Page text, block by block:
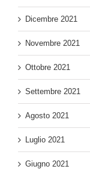
Dicembre 2021
Novembre 2021
Ottobre 2021
Settembre 2021
Agosto 2021
Luglio 2021
Giugno 2021